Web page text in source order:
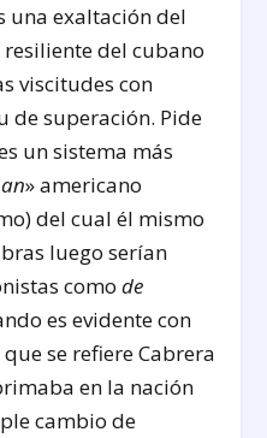
una exaltación del
del cubano
viscitudes con
de superación. Pide
un sistema más
» americano
del cual él mismo
luego serían
comode
es evidente con
se refiere Cabrera
en la nación
cambio de